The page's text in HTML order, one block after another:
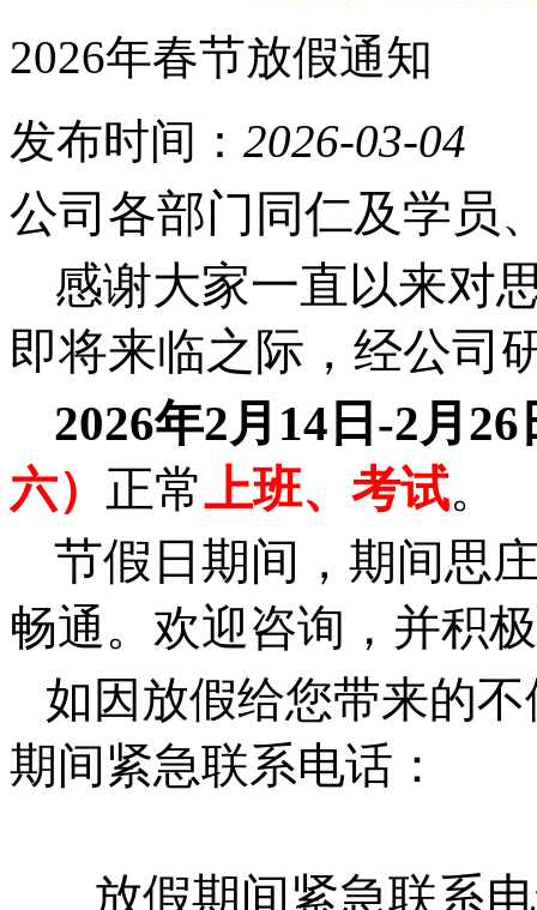
2026年春节放假通知
发布时间： 2026-03-04
公司各部门同仁及学
感谢大家一直以来对
即将来临之际，经公司
2026年2月 14 日-2月26
六） 正常上班、考试。
节假日期间， 期间思
畅通。欢迎咨询，并积
如因放假给您带来的
期间紧急联系电话：
放假期间紧急联系